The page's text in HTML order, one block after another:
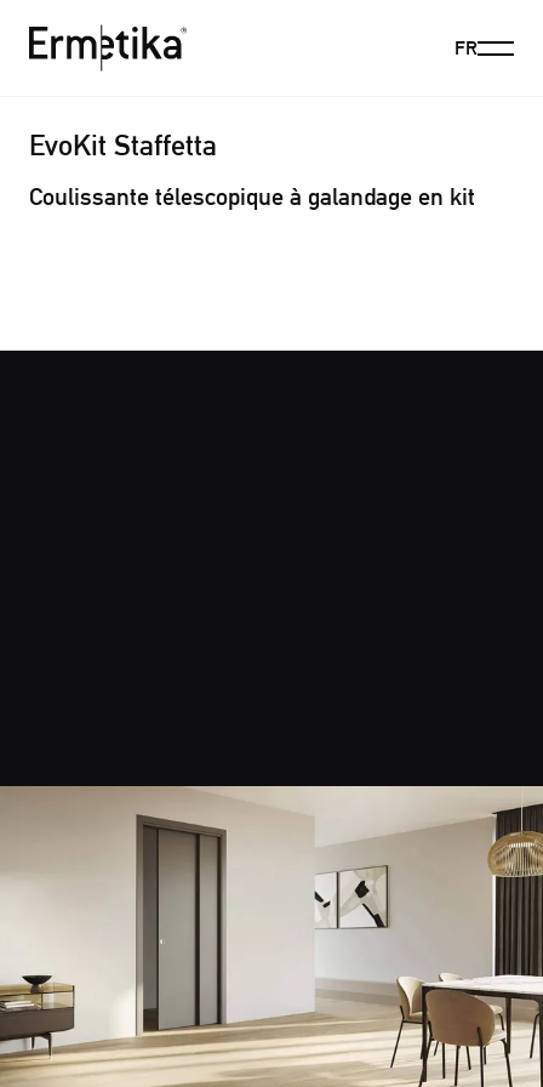
FRMenu
EvoKit Staffetta
Coulissante télescopique à galandage en kit